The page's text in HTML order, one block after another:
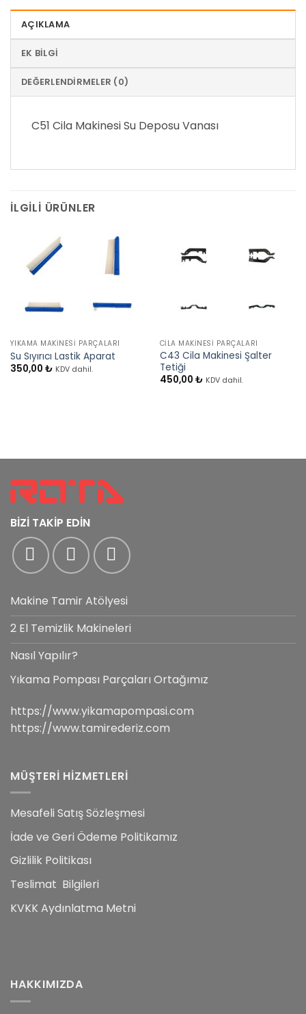
AÇIKLAMA
EK BILGI
DEĞERLENDIRMELER (0)
C51 Cila Makinesi Su Deposu Vanası
İLGILI ÜRÜNLER
YIKAMA MAKINESI PARÇALARI
Su Sıyırıcı Lastik Aparat
350,00 ₺ KDV dahil.
CILA MAKINESI PARÇALARI
C43 Cila Makinesi Şalter
Tetiği
450,00 ₺ KDV dahil.
BİZİ TAKİP EDİN
Makine Tamir Atölyesi
2 El Temizlik Makineleri
Nasıl Yapılır?
Yıkama Pompası Parçaları Ortağımız
https://www.yikamapompasi.com
https://www.tamirederiz.com
MÜŞTERİ HİZMETLERİ
Mesafeli Satış Sözleşmesi
İade ve Geri Ödeme Politikamız
Gizlilik Politikası
Teslimat Bilgileri
KVKK Aydınlatma Metni
HAKKIMIZDA